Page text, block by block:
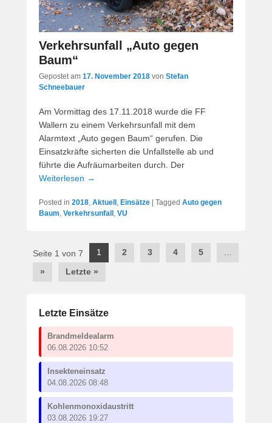
Verkehrsunfall „Auto gegen
Baum“
Gepostet am 17. November 2018 von Stefan
Schneebauer
Am Vormittag des 17.11.2018 wurde die FF
Wallern zu einem Verkehrsunfall mit dem
Alarmtext „Auto gegen Baum“ gerufen. Die
Einsatzkräfte sicherten die Unfallstelle ab und
führte die Aufräumarbeiten durch. Der
Weiterlesen →
Posted in 2018 Aktuell Einsätze | Tagged Auto gegen
Baum Verkehrsunfall VU
Post
Seite 1 von 7 1 2 3 4 5
»
Letzte »
Letzte Einsätze
Brandmeldealarm
06.08.2026 10:52
Insekteneinsatz
04.08.2026 08:48
Kohlenmonoxidaustritt
03.08.2026 19:27